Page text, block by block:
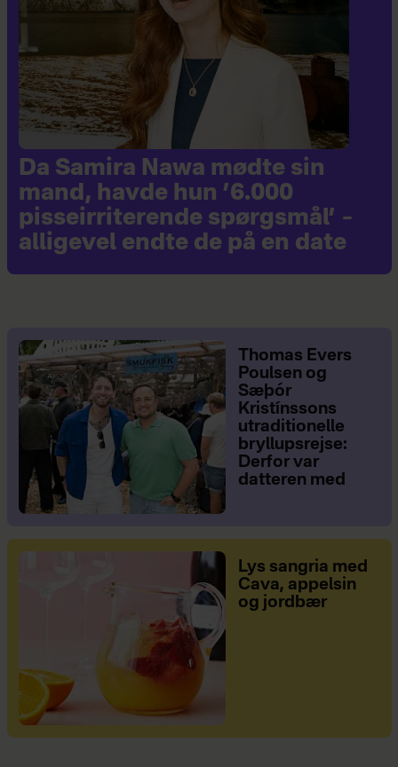
Da Samira Nawa mødte sin
mand, havde hun ’6.000
pisseirriterende spørgsmål’ –
alligevel endte de på en date
Thomas Evers
Poulsen og
Sæþór
Kristínssons
utraditionelle
bryllupsrejse:
Derfor var
datteren med
Lys sangria med
Cava, appelsin
og jordbær